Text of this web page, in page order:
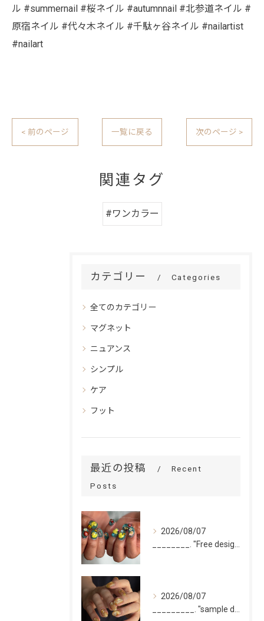
ル #summernail #桜ネイル #autumnnail #北参道ネイル #
原宿ネイル #代々木ネイル #千駄ヶ谷ネイル #nailartist
#nailart
< 前のページ 一覧に戻る 次のページ >
関連タグ
#ワンカラー
カテゴリー Categories
全てのカテゴリー
マグネット
ニュアンス
シンプル
ケア
フット
最近の投稿
Recent
Posts
2026/08/07
2026/08/07